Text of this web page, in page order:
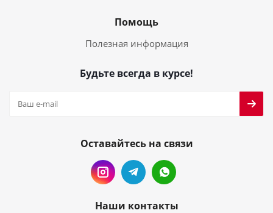
Помощь
Полезная информация
Будьте всегда в курсе!
Оставайтесь на связи
Наши контакты